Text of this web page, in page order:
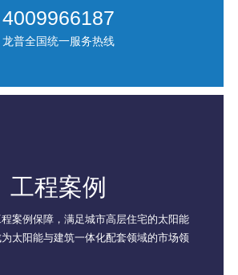
4009966187
龙普全国统一服务热线
工程案例
案例保障，满足城市高层住宅的太阳能
太阳能与建筑一体化配套领域的市场领